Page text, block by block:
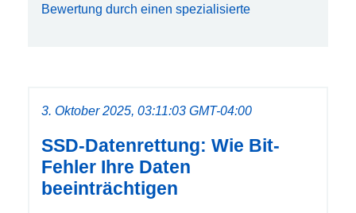
Bewertung durch einen spezialisierte
3. Oktober 2025, 03:11:03 GMT-04:00
SSD-Datenrettung: Wie Bit-
Fehler Ihre Daten
beeinträchtigen